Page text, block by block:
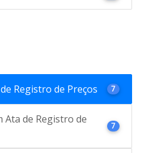
Registro de Preços 7
Ata de Registro de
7